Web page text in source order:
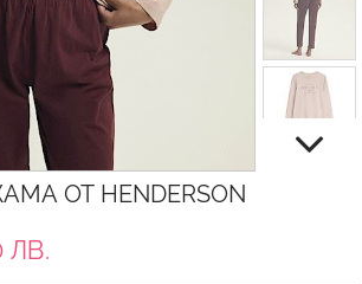
ОТ HENDERSON
ЛВ.